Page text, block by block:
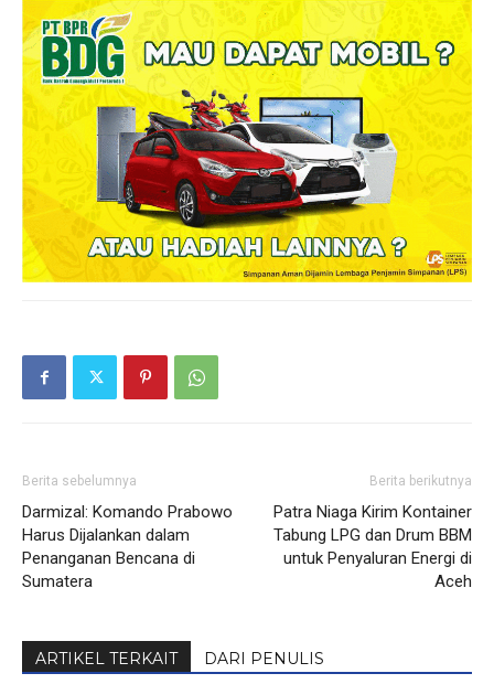
Berita sebelumnya
Darmizal: Komando Prabowo
Harus Dijalankan dalam
Penanganan Bencana di
Sumatera
Berita berikutnya
Patra Niaga Kirim Kontainer
Tabung LPG dan Drum BBM
untuk Penyaluran Energi di
Aceh
ARTIKEL TERKAIT DARI PENULIS